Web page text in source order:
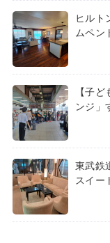
ヒルト
ムペン
【子
ンジ」
東武鉄
スイー